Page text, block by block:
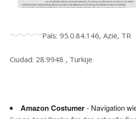
País: 95.0.84.146, Azië, TR
Ciudad: 28.9948 , Turkije
Amazon Costumer- Navigation